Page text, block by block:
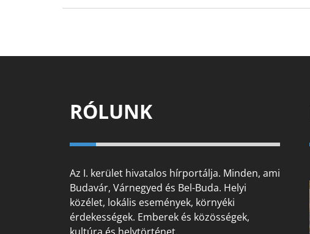
RÓLUNK
Az I. kerület hivatalos hírportálja. Minden, ami
Budavár, Várnegyed és Bel-Buda. Helyi
közélet, lokális események, környéki
érdekességek. Emberek és közösségek,